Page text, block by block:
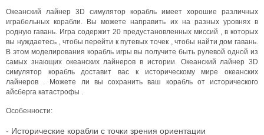
Океанский лайнер 3D симулятор корабль имеет хорошие различных
играбельных корабли. Вы можете направить их на разных уровнях в
родную гавань. Игра содержит 20 предустановленных миссий , в которых
вы нуждаетесь , чтобы перейти к путевых точек , чтобы найти дом гавань.
В этом моделирования корабль игры вы получите быть рулевой одной из
самых знающих океанских лайнеров в истории. Океанский лайнер 3D
симулятор корабль доставит вас к историческому мире океанских
лайнеров . Можете ли вы сохранить ваш корабль от исторического
айсберга катастрофы .
Особенности:
- Исторические корабли с точки зрения ориентации